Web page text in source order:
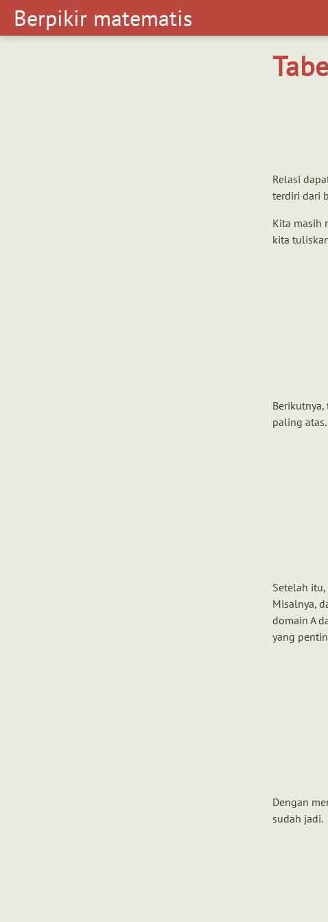
Berpikir matematis
Relasi
terdiri dari
Kita masih
kita
Berikutnya,
paling atas.
Setelah
Misalnya,
domain A
yang
Dengan
sudah jadi.
Berpikir
matematis